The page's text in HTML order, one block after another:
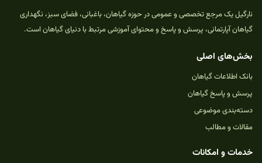
نارگیل یک مرجع تخصصی و عمومی در حوزه گیاهان، باغبانی، فضای سبز، نگهداری
گیاهان آپارتمانی، پرسش و پاسخ و محتوای آموزشی مرتبط با دنیای گیاهان است.
بخش‌های اصلی
بانک اطلاعات گیاهان
پرسش و پاسخ گیاهان
دسته‌بندی موضوعی
مقالات و مطالب
خدمات و امکانات